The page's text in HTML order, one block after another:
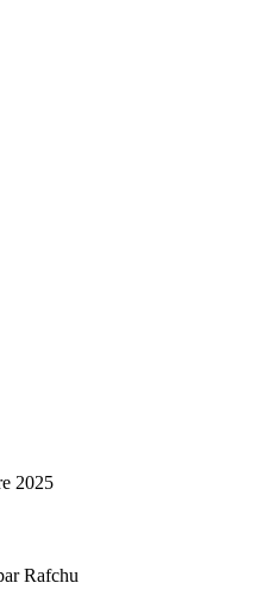
2025
Rafchu